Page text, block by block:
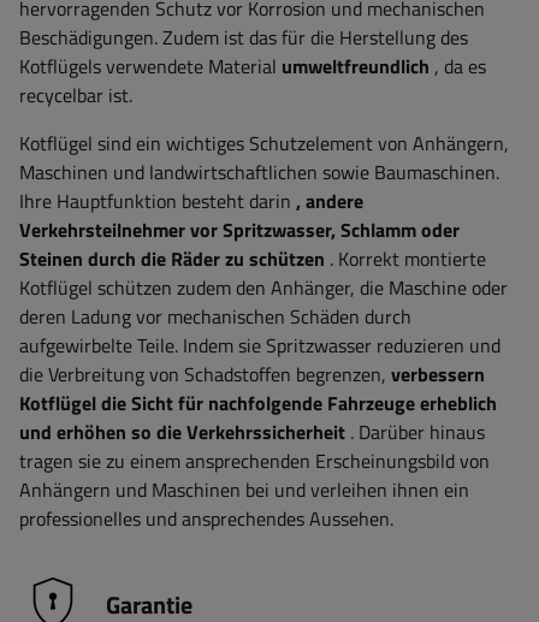
hervorragenden Schutz vor Korrosion und mechanischen
Beschädigungen. Zudem ist das für die Herstellung des
Kotflügels verwendete Material umweltfreundlich , da es
recycelbar ist.
Kotflügel sind ein wichtiges Schutzelement von Anhängern,
Maschinen und landwirtschaftlichen sowie Baumaschinen.
Ihre Hauptfunktion besteht darin , andere
Verkehrsteilnehmer vor Spritzwasser, Schlamm oder
Steinen durch die Räder zu schützen . Korrekt montierte
Kotflügel schützen zudem den Anhänger, die Maschine oder
deren Ladung vor mechanischen Schäden durch
aufgewirbelte Teile. Indem sie Spritzwasser reduzieren und
die Verbreitung von Schadstoffen begrenzen, verbessern
Kotflügel die Sicht für nachfolgende Fahrzeuge erheblich
und erhöhen so die Verkehrssicherheit . Darüber hinaus
tragen sie zu einem ansprechenden Erscheinungsbild von
Anhängern und Maschinen bei und verleihen ihnen ein
professionelles und ansprechendes Aussehen.
Garantie